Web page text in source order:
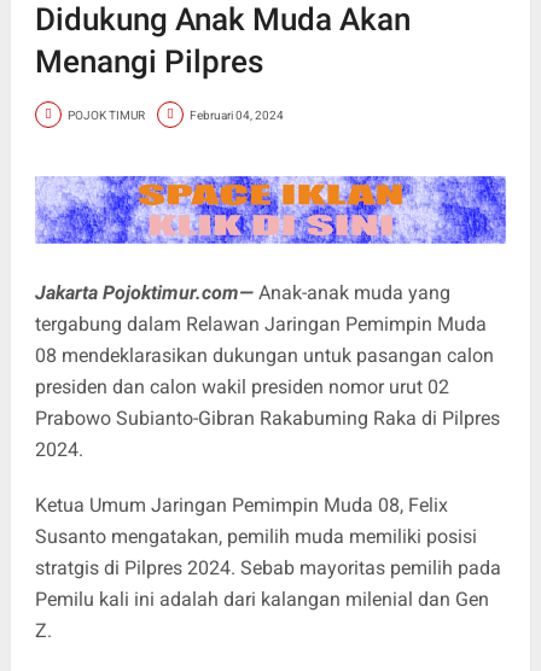
Didukung Anak Muda Akan
Menangi Pilpres
POJOK TIMUR Februari 04, 2024
Jakarta Pojoktimur.com—Anak-anak muda yang
tergabung dalam Relawan Jaringan Pemimpin Muda
08 mendeklarasikan dukungan untuk pasangan calon
presiden dan calon wakil presiden nomor urut 02
Prabowo Subianto-Gibran Rakabuming Raka di Pilpres
2024.
Ketua Umum Jaringan Pemimpin Muda 08, Felix
Susanto mengatakan, pemilih muda memiliki posisi
stratgis di Pilpres 2024. Sebab mayoritas pemilih pada
Pemilu kali ini adalah dari kalangan milenial dan Gen
Z.